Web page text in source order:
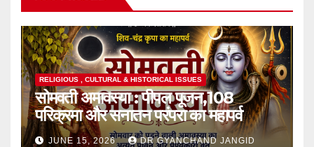
RELIGIOUS , CULTURAL & HISTORICAL ISSUES
सोमवती अमावस्या : पीपल पूजन,108
परिक्रमा और सनातन परंपरा का महापर्व
JUNE 15, 2026 DR GYANCHAND JANGID